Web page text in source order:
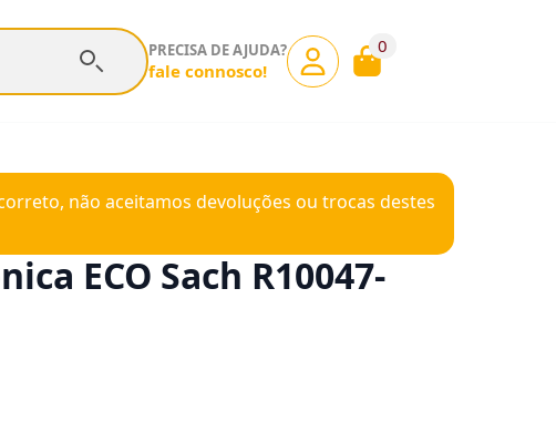
PRECISA DE AJUDA?
fale connosco!
0
não aceitamos devoluções ou trocas destes
ECO Sach R10047-